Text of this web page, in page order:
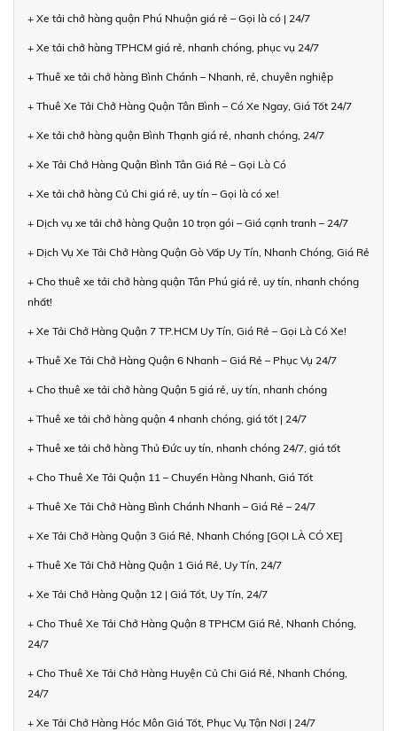
+ Xe tải chở hàng quận Phú Nhuận giá rẻ – Gọi là có | 24/7
+ Xe tải chở hàng TPHCM giá rẻ, nhanh chóng, phục vụ 24/7
+ Thuê xe tải chở hàng Bình Chánh – Nhanh, rẻ, chuyên nghiệp
+ Thuê Xe Tải Chở Hàng Quận Tân Bình – Có Xe Ngay, Giá Tốt 24/7
+ Xe tải chở hàng quận Bình Thạnh giá rẻ, nhanh chóng, 24/7
+ Xe Tải Chở Hàng Quận Bình Tân Giá Rẻ – Gọi Là Có
+ Xe tải chở hàng Củ Chi giá rẻ, uy tín – Gọi là có xe!
+ Dịch vụ xe tải chở hàng Quận 10 trọn gói – Giá cạnh tranh – 24/7
+ Dịch Vụ Xe Tải Chở Hàng Quận Gò Vấp Uy Tín, Nhanh Chóng, Giá Rẻ
+ Cho thuê xe tải chở hàng quận Tân Phú giá rẻ, uy tín, nhanh chóng
nhất!
+ Xe Tải Chở Hàng Quận 7 TP.HCM Uy Tín, Giá Rẻ – Gọi Là Có Xe!
+ Thuê Xe Tải Chở Hàng Quận 6 Nhanh – Giá Rẻ – Phục Vụ 24/7
+ Cho thuê xe tải chở hàng Quận 5 giá rẻ, uy tín, nhanh chóng
+ Thuê xe tải chở hàng quận 4 nhanh chóng, giá tốt | 24/7
+ Thuê xe tải chở hàng Thủ Đức uy tín, nhanh chóng 24/7, giá tốt
+ Cho Thuê Xe Tải Quận 11 – Chuyển Hàng Nhanh, Giá Tốt
+ Thuê Xe Tải Chở Hàng Bình Chánh Nhanh – Giá Rẻ – 24/7
+ Xe Tải Chở Hàng Quận 3 Giá Rẻ, Nhanh Chóng [GỌI LÀ CÓ XE]
+ Thuê Xe Tải Chở Hàng Quận 1 Giá Rẻ, Uy Tín, 24/7
+ Xe Tải Chở Hàng Quận 12 | Giá Tốt, Uy Tín, 24/7
+ Cho Thuê Xe Tải Chở Hàng Quận 8 TPHCM Giá Rẻ, Nhanh Chóng,
24/7
+ Cho Thuê Xe Tải Chở Hàng Huyện Củ Chi Giá Rẻ, Nhanh Chóng,
24/7
+ Xe Tải Chở Hàng Hóc Môn Giá Tốt, Phục Vụ Tận Nơi | 24/7